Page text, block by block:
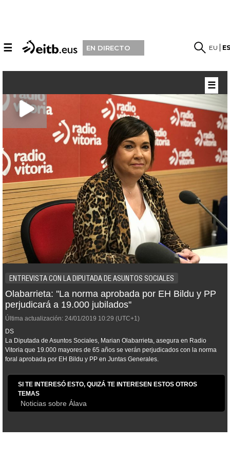
☰ EN DIRECTO EU
ENTREVISTA CON LA DIPUTADA DE ASUNTOS SOCIALES
Olabarrieta: ''La norma aprobada por EH Bildu y PP
perjudicará a 19.000 jubilados''
Última actualización: 24/01/2019 10:29 (UTC+1)
DS
La Diputada de Asuntos Sociales, Marian Olabarrieta, asegura en Radio
Vitoria que 19.000 mayores de 65 años se verán perjudicados con la norma
foral aprobada por EH Bildu y PP en Juntas Generales.
SI TE INTERESÓ ESTO, QUIZÁ TE INTERESEN ESTOS OTROS
TEMAS
Noticias sobre Álava
☰